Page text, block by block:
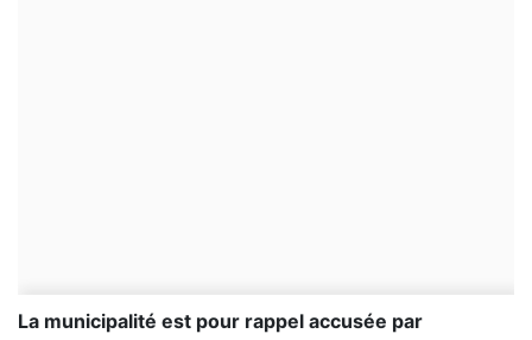
La municipalité est pour rappel accusée par